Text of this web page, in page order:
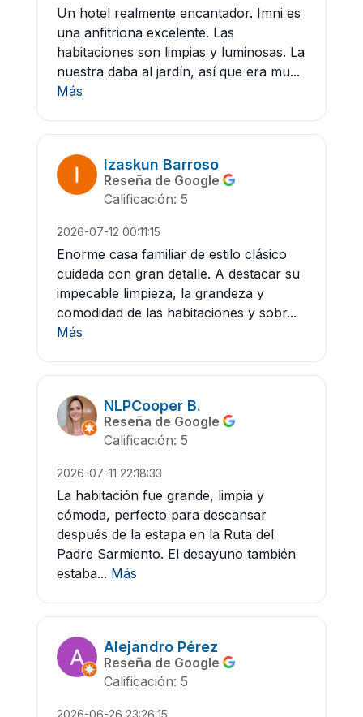
Un hotel realmente encantador. Imni es
una anfitriona excelente. Las
habitaciones son limpias y luminosas. La
nuestra daba al jardín, así que era mu...
Más
Izaskun Barroso
Reseña de Google
Calificación: 5
2026-07-12 00:11:15
Enorme casa familiar de estilo clásico
cuidada con gran detalle. A destacar su
impecable limpieza, la grandeza y
comodidad de las habitaciones y sobr...
Más
NLPCooper B.
Reseña de Google
Calificación: 5
2026-07-11 22:18:33
La habitación fue grande, limpia y
cómoda, perfecto para descansar
después de la estapa en la Ruta del
Padre Sarmiento. El desayuno también
estaba... Más
Alejandro Pérez
Reseña de Google
Calificación: 5